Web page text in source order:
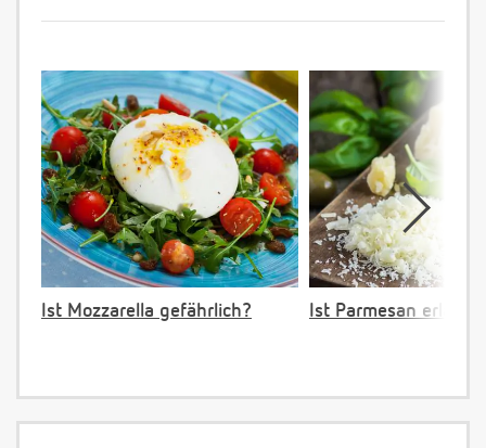
Ist Mozzarella gefährlich? Ist Parmesan